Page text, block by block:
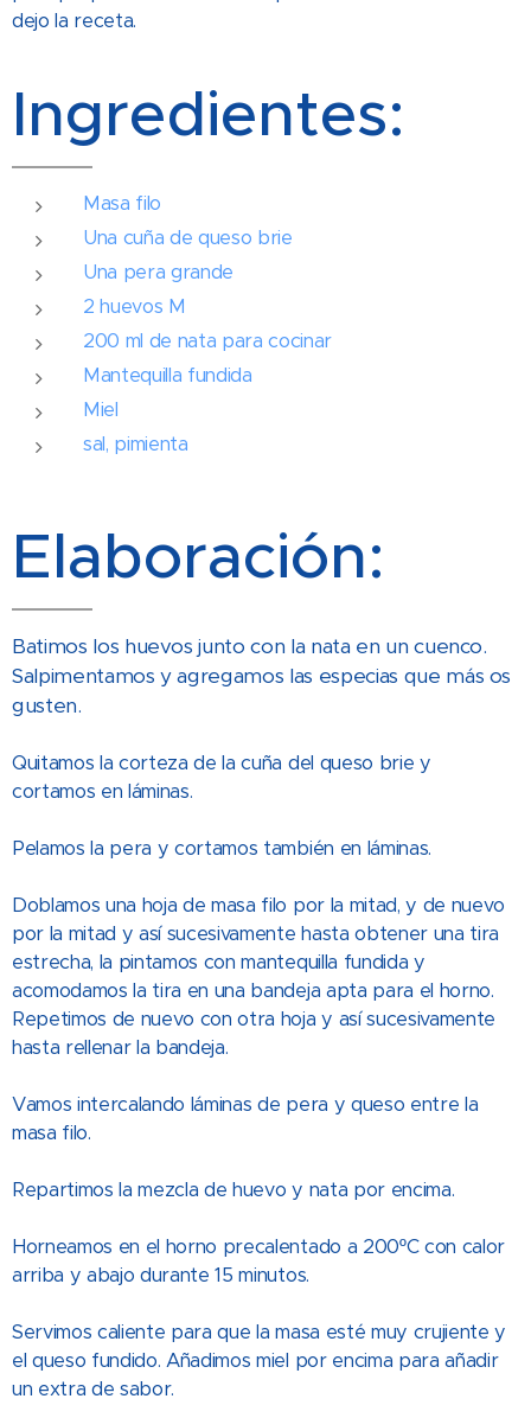
dejo la receta.
Ingredientes:
Masa filo
Una cuña de queso brie
Una pera grande
2 huevos M
200 ml de nata para cocinar
Mantequilla fundida
Miel
sal, pimienta
Elaboración:
Batimos los huevos junto con la nata en un cuenco.
Salpimentamos y agregamos las especias que más os
gusten.
Quitamos la corteza de la cuña del queso brie y
cortamos en láminas.
Pelamos la pera y cortamos también en láminas.
Doblamos una hoja de masa filo por la mitad, y de nuevo
por la mitad y así sucesivamente hasta obtener una tira
estrecha, la pintamos con mantequilla fundida y
acomodamos la tira en una bandeja apta para el horno.
Repetimos de nuevo con otra hoja y así sucesivamente
hasta rellenar la bandeja.
Vamos intercalando láminas de pera y queso entre la
masa filo.
Repartimos la mezcla de huevo y nata por encima.
Horneamos en el horno precalentado a 200ºC con calor
arriba y abajo durante 15 minutos.
Servimos caliente para que la masa esté muy crujiente y
el queso fundido. Añadimos miel por encima para añadir
un extra de sabor.